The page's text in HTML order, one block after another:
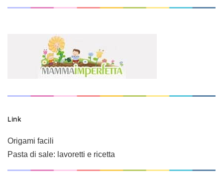
Link
Origami facili
Pasta di sale: lavoretti e ricetta